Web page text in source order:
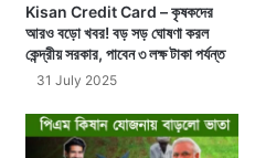
Kisan Credit Card – কৃষকদের
আরও বড়ো খবর! বড় সড় ঘোষণা করল
কেন্দ্রীয় সরকার, পাবেন ৩ লক্ষ টাকা পর্যন্ত
31 July 2025